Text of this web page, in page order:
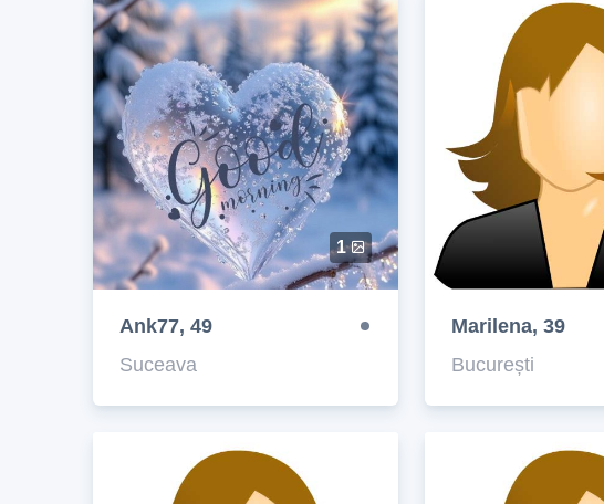
1
Ank77, 49
Suceava
Marilena, 39
București